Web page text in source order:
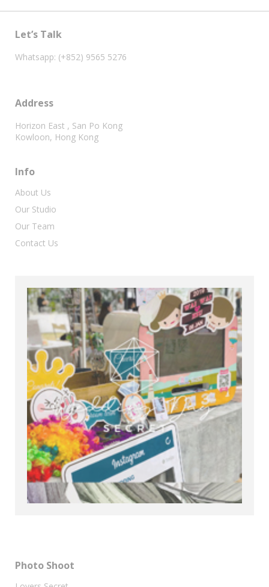
Let’s Talk
Whatsapp: (+852) 9565 5276
Address
Horizon East , San Po Kong
Kowloon, Hong Kong
Info
About Us
Our Studio
Our Team
Contact Us
Photo Shoot